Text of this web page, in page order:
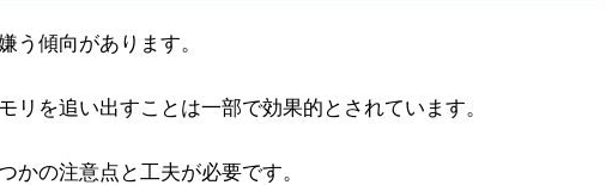
う傾向があります。
リを追い出すことは一部で効果的とされています。
かの注意点と工夫が必要です。